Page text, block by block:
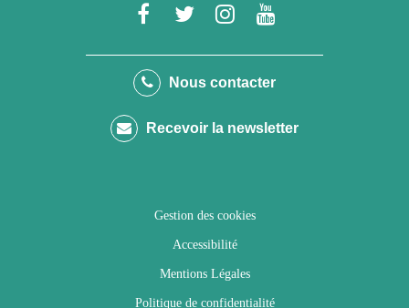
Lien
le
Facebook
Lien
le
Twitter
Lien
le
Instagram
Youtube
Nous contacter
Recevoir la newsletter
Gestion des cookies
Accessibilité
Mentions Légales
Politique de confidentialité